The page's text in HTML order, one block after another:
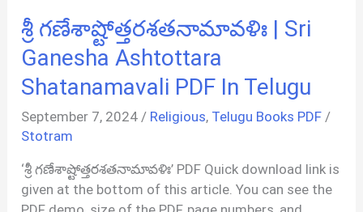
Ganesha
Pancharatnam
In
Telugu
శ్రీ గణేశాష్టోత్తరశతనామావళిః | Sri
Ganesha Ashtottara
Shatanamavali PDF In Telugu
September 7, 2024 / Religious, Telugu Books PDF /
Stotram
‘శ్రీ గణేశాష్టోత్తరశతనామావళిః’ PDF Quick download link is
given at the bottom of this article. You can see the